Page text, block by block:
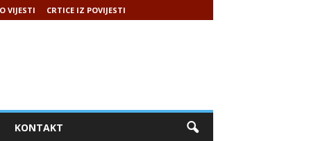
VIJESTI CRTICE IZ POVIJESTI
KONTAKT